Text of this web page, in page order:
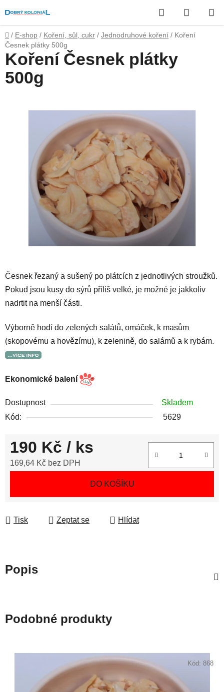
na
obsah
Hledat
KOŠÍK
Domů
/ E-shop / Koření, sůl, cukr / Jednodruhové koření / Koření
Česnek plátky 500g
Česnek řezaný a sušený po plátcích z jednotlivých stroužků.
Pokud jsou kusy do sýrů příliš velké, je možné je jakkoliv
nadrtit na menší části.
Výborně hodí do zelených salátů, omáček, k masům
(skopovému a hovězímu), k zelenině, do salámů a k rybám.
Ekonomické balení
Dostupnost
Skladem
Kód:
5629
190 Kč / ks
169,64 Kč bez DPH
DO KOŠÍKU
Tisk Zeptat se Hlídat
Koření Česnek plátky
500g
Popis
Podobné produkty
Kód: 868